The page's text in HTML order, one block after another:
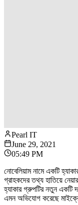
Pearl IT
June 29, 2021
05:49 PM
নোবেলিয়াম নামে একটি
গ্রাহকদের তথ্য হাতিয়ে
হ্যাকার গ্রুপটির নতুন একটি
এমন অভিযোগ করেছে